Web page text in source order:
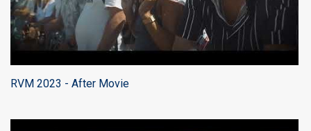
RVM 2023 - After Movie